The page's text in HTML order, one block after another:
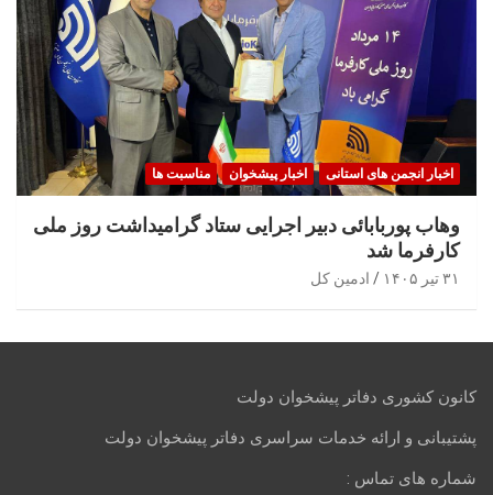
اخبار انجمن های استانی اخبار پیشخوان مناسبت ها
وهاب پوربابائی دبیر اجرایی ستاد گرامیداشت روز ملی
کارفرما شد
۳۱ تیر ۱۴۰۵ ادمین کل
کانون کشوری دفاتر پیشخوان دولت
پشتیبانی و ارائه خدمات سراسری دفاتر پیشخوان دولت
شماره های تماس :